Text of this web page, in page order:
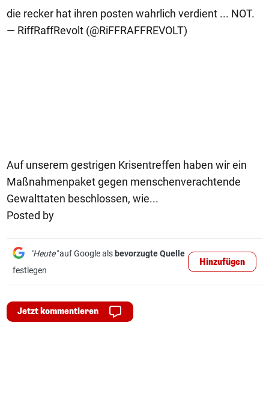
die recker hat ihren posten wahrlich verdient ... NOT.
— RiffRaffRevolt (@RiFFRAFFREVOLT)
Auf unserem gestrigen Krisentreffen haben wir ein
Maßnahmenpaket gegen menschenverachtende
Gewalttaten beschlossen, wie...
Posted by
"Heute"auf Google als bevorzugte Quelle
festlegen
Hinzufügen
Jetzt kommentieren